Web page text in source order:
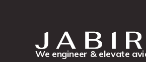
We engineer & elevate